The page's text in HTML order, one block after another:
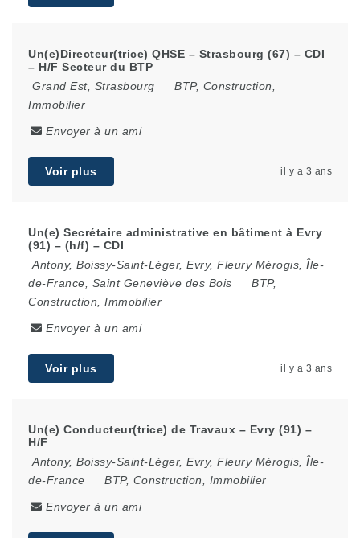
Un(e)Directeur(trice) QHSE – Strasbourg (67) – CDI
– H/F Secteur du BTP
Grand Est, Strasbourg
BTP, Construction,
Immobilier
Envoyer à un ami
Voir plus il y a 3 ans
Un(e) Secrétaire administrative en bâtiment à Evry
(91) – (h/f) – CDI
Antony, Boissy-Saint-Léger, Evry, Fleury Mérogis Île-
de-France
Saint Geneviève des Bois
BTP,
Construction, Immobilier
Envoyer à un ami
Voir plus il y a 3 ans
Un(e) Conducteur(trice) de Travaux – Evry (91) –
H/F
Antony, Boissy-Saint-Léger, Evry, Fleury Mérogis Île-
de-France
BTP, Construction, Immobilier
Envoyer à un ami